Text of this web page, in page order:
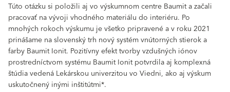
Túto otázku si položili aj vo výskumnom centre Baumit a začali
pracovať na vývoji vhodného materiálu do interiéru. Po
mnohých rokoch výskumu je všetko pripravené a v roku 2021
prinášame na slovenský trh nový systém vnútorných stierok a
farby Baumit Ionit. Pozitívny efekt tvorby vzdušných iónov
prostredníctvom systému Baumit Ionit potvrdila aj komplexná
štúdia vedená Lekárskou univerzitou vo Viedni, ako aj výskum
uskutočnený inými inštitútmi*.